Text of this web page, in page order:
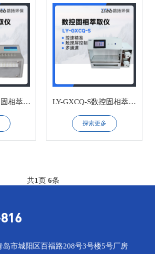
相萃取 LY-GXCQ-S数控固相萃取
仪
探索更多
共1页 6条
岛市城阳区百福路208号3号楼5号厂房